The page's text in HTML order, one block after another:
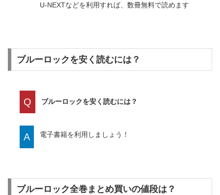
U-NEXTなどを利用すれば、数冊無料で読めます
ブルーロックを安く読むには？
Q ブルーロックを安く読むには？
A 電子書籍を利用しましょう！
ブルーロック全巻まとめ買いの値段は？